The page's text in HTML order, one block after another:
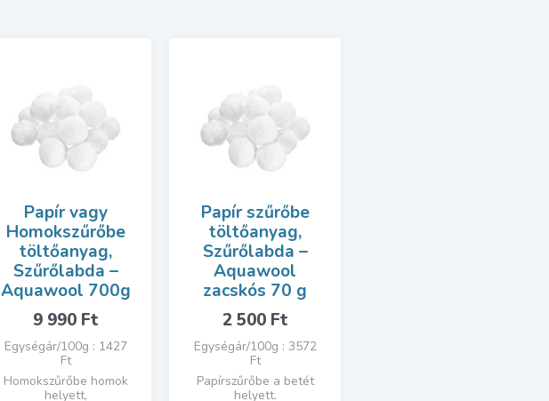
Papír vagy
Homokszűrőbe
töltőanyag,
Szűrőlabda –
Aquawool 700g
9 990 Ft
Egységár/100g : 1427
Ft
Homokszűrőbe homok
helyett,
Papír szűrőbe
töltőanyag,
Szűrőlabda –
Aquawool
zacskós 70 g
2 500 Ft
Egységár/100g : 3572
Ft
Papírszűrőbe a betét
helyett.